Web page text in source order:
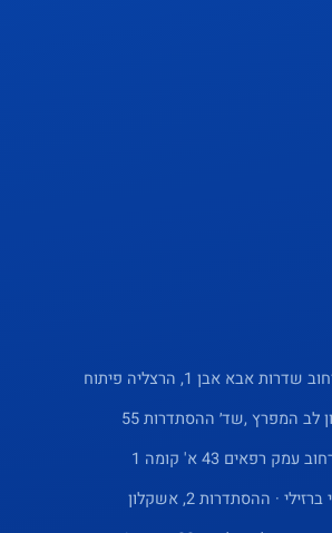
אבא אבן 1, הרצליה פיתוח
לב המפרץ ,שד׳ ההסתדרות 55
רפאים 43 א' קומה 1
· ההסתדרות 2, אשקלון